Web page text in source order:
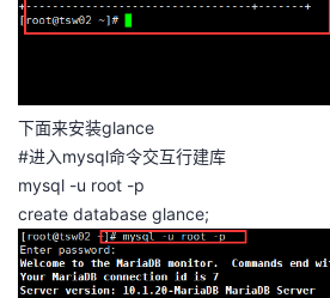
验
收
议
下面来安装glance
#进入mysql命令交互行建库
mysql -u root -p
create database glance;